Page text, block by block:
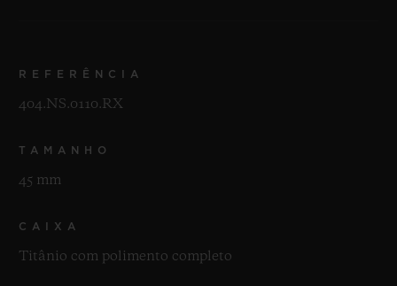
REFERÊNCIA
404.NS.0110.RX
TAMANHO
45 mm
CAIXA
Titânio com polimento completo